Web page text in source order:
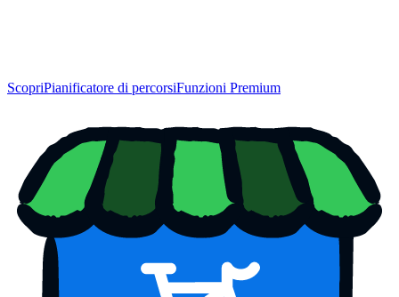
ScopriPianificatore di percorsiFunzioni Premium